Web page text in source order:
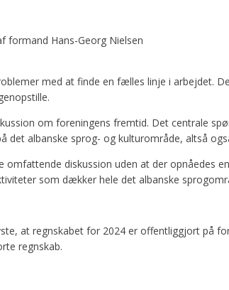
formand Hans-Georg Nielsen
med at finde en fælles linje i arbejdet.
om foreningens fremtid. Det centrale
det albanske sprog- og kulturområde, altså
diskussion uden at der opnåedes
som dækker hele det albanske
at regnskabet for 2024 er offentliggjort på
regnskab.